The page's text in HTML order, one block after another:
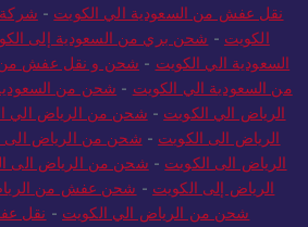
نقل عفش من السعودية الي الكويت -
الكويت - شحن بري من السعودية إلى
السعودية الي الكويت - شحن و نقل عفش من
من السعودية الي الكويت - شحن من
الرياض الي الكويت - شحن من الرياض الي
الرياض الى الكويت - شحن من الرياض الى
الرياض الى الكويت - شحن من الرياض الى
الرياض إلى الكويت - شحن عفش من
شحن من الرياض الي الكويت - نقل